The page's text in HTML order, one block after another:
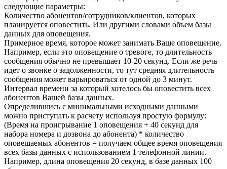
следующие параметры:
Количество абонентов/сотрудников/клиентов, которых
планируется оповестить. Или другими словами объем базы
данных для оповещения.
Примерное время, которое может занимать Ваше оповещение.
Например, если это оповещение о тревоге, то длительность
сообщения обычно не превышает 10-20 секунд. Если же речь
идет о звонке о задолженности, то тут средняя длительность
сообщения может варьироваться от одной до 3 минут.
Интервал времени за который хотелось бы оповестить всех
абонентов Вашей базы данных.
Определившись с минимальными исходными данными
можно приступать к расчету используя простую формулу:
(Время на проигрывание 1 оповещения + 40 секунд для
набора номера и дозвона до абонента) * количество
оповещаемых абонентов = получаем общее время оповещения
всех базы данных с использованием 1 телефонной линии.
Например, длина оповещения 20 секунд, в базе данных 100